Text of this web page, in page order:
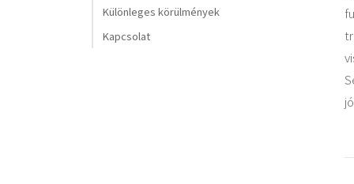
Különleges körülmények
Kapcsolat